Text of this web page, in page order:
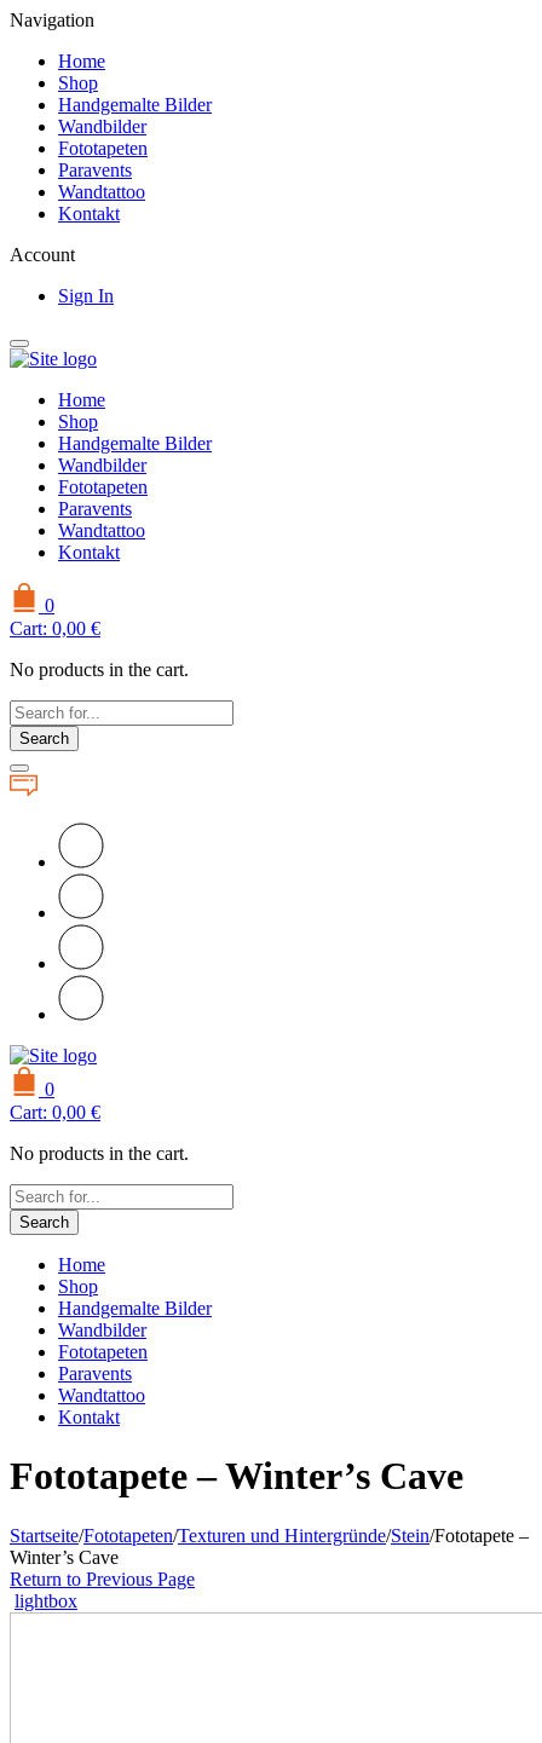
Navigation
Home
Shop
Handgemalte Bilder
Wandbilder
Fototapeten
Paravents
Wandtattoo
Kontakt
Account
Sign In
Home
Shop
Handgemalte Bilder
Wandbilder
Fototapeten
Paravents
Wandtattoo
Kontakt
0
Cart: 0,00 €
No products in the cart.
Search
0
Cart: 0,00 €
No products in the cart.
Search
Home
Shop
Handgemalte Bilder
Wandbilder
Fototapeten
Paravents
Wandtattoo
Kontakt
Fototapete – Winter’s Cave
Startseite/Fototapeten/Texturen und Hintergründe/Stein/Fototapete –
Winter’s Cave
Return to Previous Page
lightbox